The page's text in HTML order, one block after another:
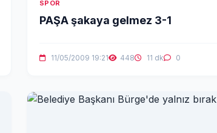
SPOR
PAŞA şakaya gelmez 3-1
11/05/2009 19:21 448 11 dk 0